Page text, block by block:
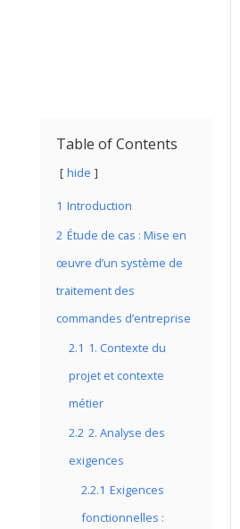
Table of Contents
hide
1 Introduction
2 Étude de cas : Mise en
œuvre d’un système de
traitement des
commandes d’entreprise
2.1 1. Contexte du
projet et contexte
métier
2.2 2. Analyse des
exigences
2.2.1 Exigences
fonctionnelles :